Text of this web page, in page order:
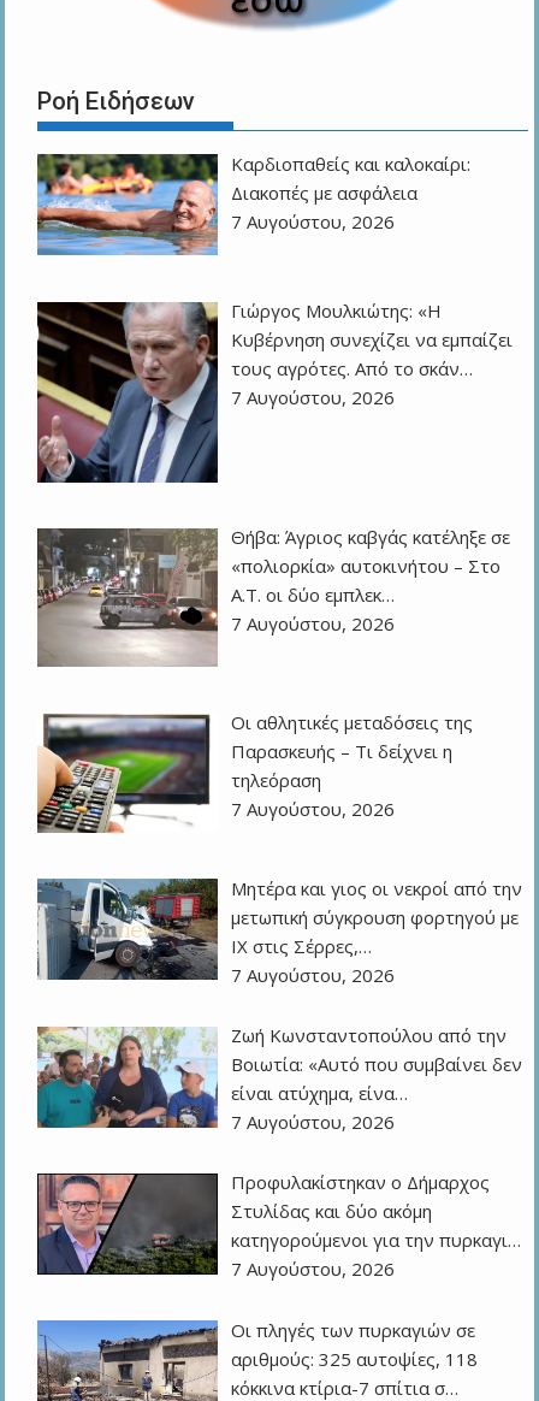
Ροή Ειδήσεων
Καρδιοπαθείς και καλοκαίρι:
Διακοπές με ασφάλεια
7 Αυγούστου, 2026
Γιώργος Μουλκιώτης: «Η
Κυβέρνηση συνεχίζει να εμπαίζει
τους αγρότες. Από το σκάν…
7 Αυγούστου, 2026
Θήβα: Άγριος καβγάς κατέληξε σε
«πολιορκία» αυτοκινήτου – Στο
Α.Τ. οι δύο εμπλεκ…
7 Αυγούστου, 2026
Οι αθλητικές μεταδόσεις της
Παρασκευής – Τι δείχνει η
τηλεόραση
7 Αυγούστου, 2026
Μητέρα και γιος οι νεκροί από την
μετωπική σύγκρουση φορτηγού με
ΙΧ στις Σέρρες,…
7 Αυγούστου, 2026
Ζωή Κωνσταντοπούλου από την
Βοιωτία: «Αυτό που συμβαίνει δεν
είναι ατύχημα, είνα…
7 Αυγούστου, 2026
Προφυλακίστηκαν ο Δήμαρχος
Στυλίδας και δύο ακόμη
κατηγορούμενοι για την πυρκαγι…
7 Αυγούστου, 2026
Οι πληγές των πυρκαγιών σε
αριθμούς: 325 αυτοψίες, 118
κόκκινα κτίρια-7 σπίτια σ…